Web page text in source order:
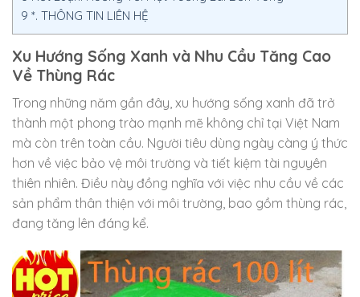
9 *. THÔNG TIN LIÊN HỆ
Xu Hướng Sống Xanh và Nhu Cầu Tăng Cao
Về Thùng Rác
Trong những năm gần đây, xu hướng sống xanh đã trở
thành một phong trào mạnh mẽ không chỉ tại Việt Nam
mà còn trên toàn cầu. Người tiêu dùng ngày càng ý thức
hơn về việc bảo vệ môi trường và tiết kiệm tài nguyên
thiên nhiên. Điều này đồng nghĩa với việc nhu cầu về các
sản phẩm thân thiện với môi trường, bao gồm thùng rác,
đang tăng lên đáng kể.